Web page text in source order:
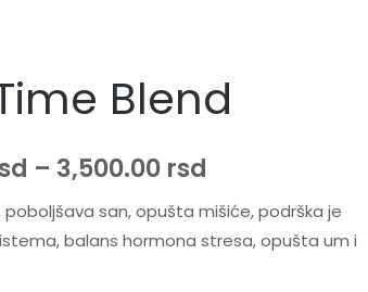
Blend
– 3,500.00 rsd
poboljšava san, opušta mišiće, podrška je
balans hormona stresa, opušta um i